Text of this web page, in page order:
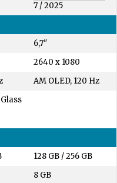
7 / 2025
6,7"
2640 x 1080
AM OLED, 120 Hz
128 GB /256 GB
8 GB